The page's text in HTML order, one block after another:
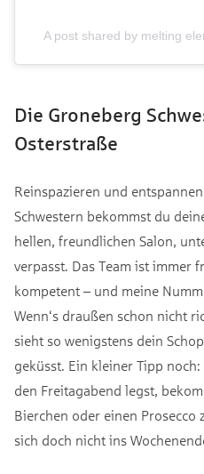
A post shared by melting
Die Groneberg
Osterstraße
Reinspazieren und
Schwestern bekommst du
hellen, freundlichen Salon,
verpasst. Das Team ist immer
kompetent – und meine
Wenn‘s draußen schon nicht
sieht so wenigstens dein
geküsst. Ein kleiner Tipp
den Freitagabend legst,
Bierchen oder einen Prosecco
sich doch nicht ins